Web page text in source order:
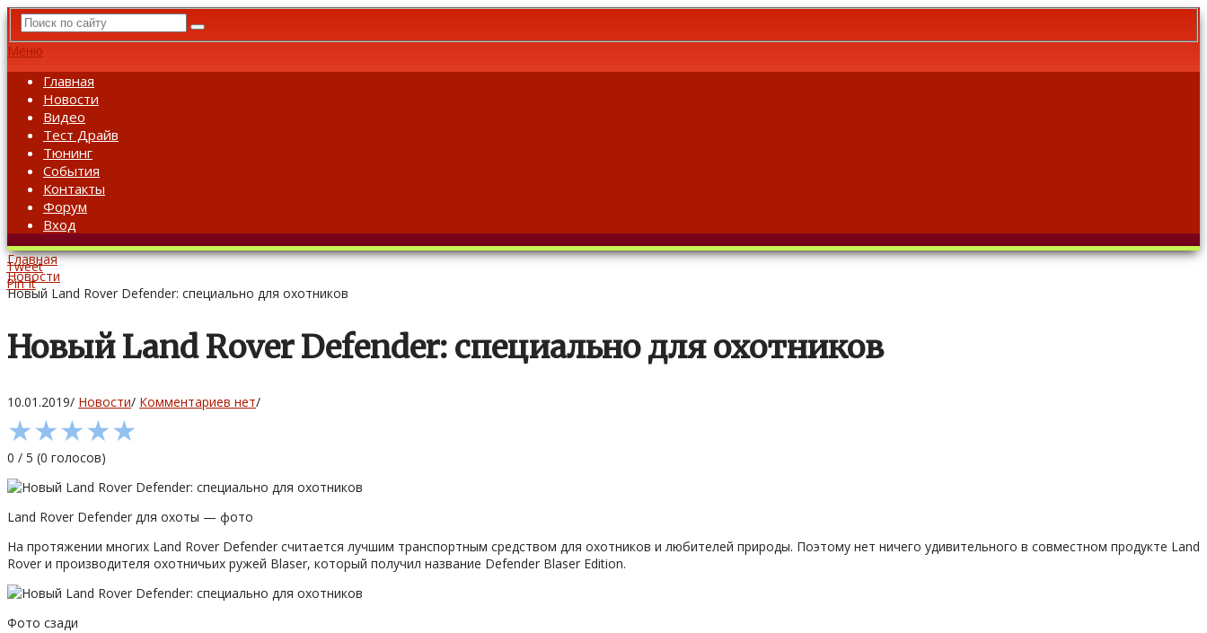
Меню
Главная
Новости
Видео
Тест Драйв
Тюнинг
События
Контакты
Форум
Вход
Главная
Новости
Новый Land Rover Defender: специально для охотников
Новый Land Rover Defender: специально для охотников
10.01.2019/ Новости/ Комментариев нет/
★★★★★
0 / 5 (0 голосов)
Land Rover Defender для охоты — фото
На протяжении многих Land Rover Defender считается лучшим транспортным средством для охотников и любителей природы. Поэтому нет ничего удивительного в совместном продукте Land
Rover и производителя охотничьих ружей Blaser, который получил название Defender Blaser Edition.
Фото сзади
Tweet
Pin It